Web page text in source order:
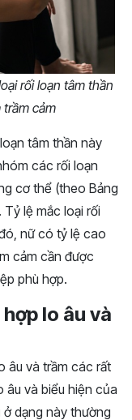
rối loạn tâm thần
trầm cảm
tâm thần này
các rối loạn
cơ thể (theo Bảng
lệ mắc loại rối
nữ có tỷ lệ cao
cảm cần được
phù hợp.
lo âu và
âu và trầm các rất
âu và biểu hiện của
dạng này thường